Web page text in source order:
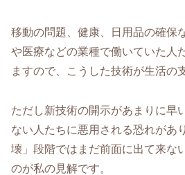
移動の問題、健康、日用品の確保
や医療などの業種で働いていた人
ますので、こうした技術が生活の
ただし新技術の開示があまりに早
ない人たちに悪用される恐れがあ
壊」段階ではまだ前面に出て来な
のが私の見解です。